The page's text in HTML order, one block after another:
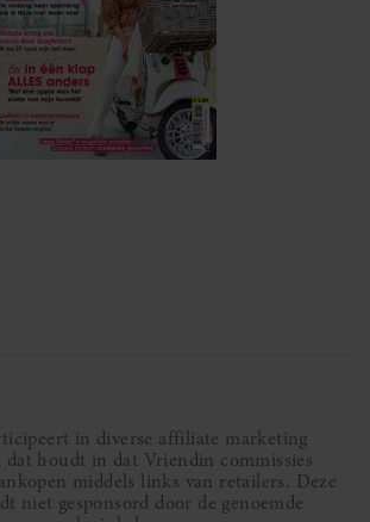
in diverse affiliate marketing
dat houdt in dat Vriendin commissies
middels links van retailers. Deze
niet gesponsord door de genoemde